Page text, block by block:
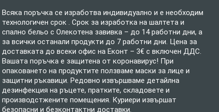
Всяка поръчка се изработва индивидуално и е необходим
технологичен срок . Срок за изработка на шалтета и
спално бельо с Олекотена завивка – до 14 работни дни, а
за всички останали продукти до 7 работни дни. Цена за
доставката до всеки офис на Еконт – 3€ с включен ДДС.
Вашата поръчка е защитена от коронавирус! При
опаковането на продуктите ползваме маски за лице и
защитни ръкавици. Редовно извършваме детайлна
дезинфекция на ръцете, пратките, складовете и
производстжените помещения. Куриери извършат
безопасни и безконтактни доставки.